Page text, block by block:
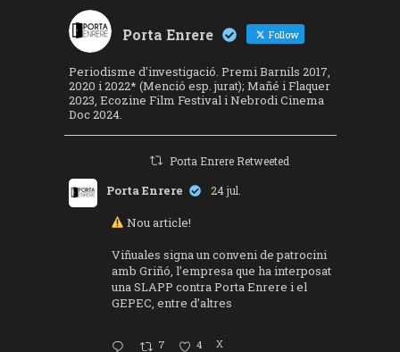
Porta Enrere Follow
Periodisme d'investigació. Premi Barnils 2017,
2020 i 2022* (Menció esp. jurat); Mañé i Flaquer
2023, Ecozine Film Festival i Nebrodi Cinema
Doc 2024.
Porta Enrere Retweeted
Porta Enrere 24 jul.
Nou article!
Viñuales signa un conveni de patrocini
amb Griñó, l’empresa que ha interposat
una SLAPP contra Porta Enrere i el
GEPEC, entre d’altres
7 4 X